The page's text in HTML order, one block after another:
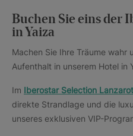
Buchen Sie eins der
in Yaiza
Machen Sie Ihre Träume wahr
Aufenthalt in unserem Hotel in
Im Iberostar Selection
direkte Strandlage und die
unseres exklusiven VIP-